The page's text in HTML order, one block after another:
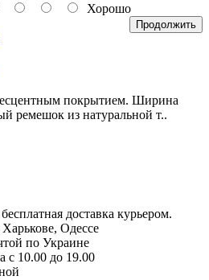
Хорошо
Продолжить
покрытием. Ширина
ремешок из натуральной т..
доставка курьером.
Одессе
по Украине
с 10.00 до 19.00